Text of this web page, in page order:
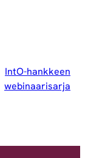
IntO-hankkeen
webinaarisarja